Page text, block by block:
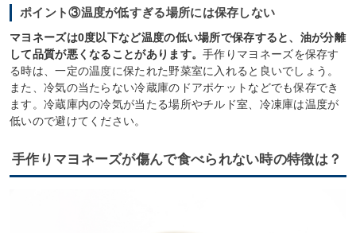
ポイント③温度が低すぎる場所には保存しない
マヨネーズは0度以下など温度の低い場所で保存すると、油が分離
して品質が悪くなることがあります。手作りマヨネーズを保存す
る時は、一定の温度に保たれた野菜室に入れると良いでしょう。
また、冷気の当たらない冷蔵庫のドアポケットなどでも保存でき
ます。冷蔵庫内の冷気が当たる場所やチルド室、冷凍庫は温度が
低いので避けてください。
手作りマヨネーズが傷んで食べられない時の特徴は？